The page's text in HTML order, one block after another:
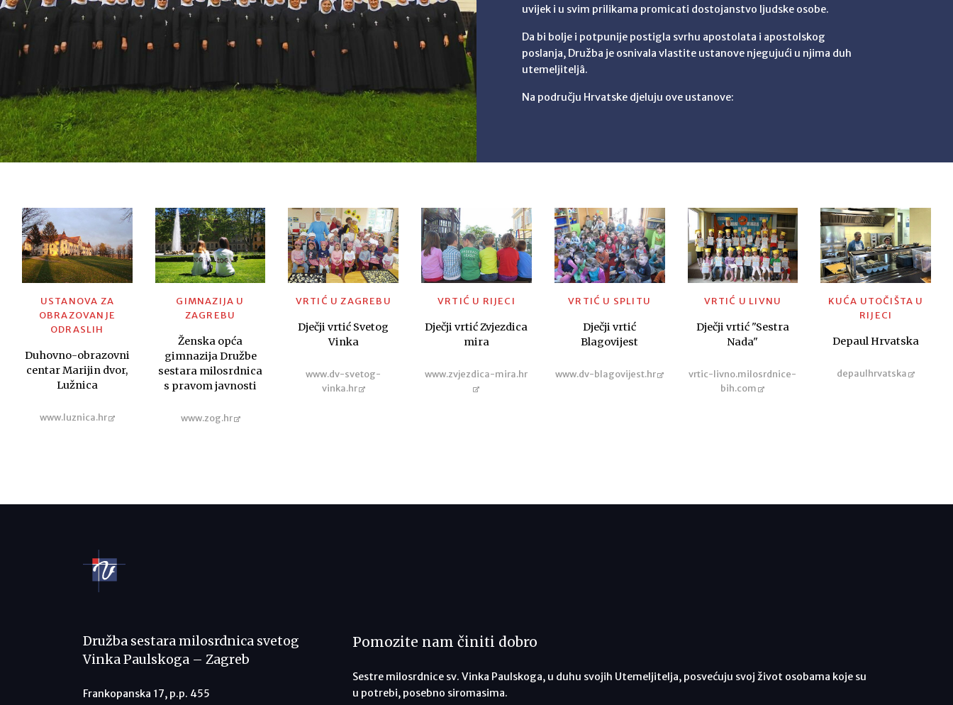
uvijek i u svim prilikama promicati dostojanstvo ljudske osobe.
Da bi bolje i potpunije postigla svrhu apostolata i apostolskog
poslanja, Družba je osnivala vlastite ustanove njegujući u njima duh
utemeljiteljâ.
Na području Hrvatske djeluju ove ustanove:
USTANOVA ZA
OBRAZOVANJE
ODRASLIH
Duhovno-obrazovni
centar Marijin dvor,
Lužnica
www.luznica.hr
GIMNAZIJA U
ZAGREBU
Ženska opća
gimnazija Družbe
sestara milosrdnica
s pravom javnosti
www.zog.hr
VRTIĆ U ZAGREBU
Dječji vrtić Svetog
Vinka
www.dv-svetog-
vinka.hr
VRTIĆ U RIJECI
Dječji vrtić Zvjezdica
mira
www.zvjezdica-mira.hr
VRTIĆ U SPLITU
Dječji vrtić
Blagovijest
www.dv-blagovijest.hr
VRTIĆ U LIVNU
Dječji vrtić "Sestra
Nada"
vrtic-livno.milosrdnice-
bih.com
KUĆA UTOČIŠTA U
RIJECI
Depaul Hrvatska
depaulhrvatska
Družba sestara milosrdnica svetog
Vinka Paulskoga – Zagreb
Frankopanska 17, p.p. 455
Pomozite nam činiti dobro
Sestre milosrdnice sv. Vinka Paulskoga, u duhu svojih Utemeljitelja, posvećuju svoj život osobama koje su
u potrebi, posebno siromasima.